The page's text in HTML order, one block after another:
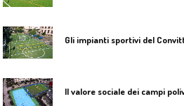
Gli impianti sportivi del
Il valore sociale dei campi